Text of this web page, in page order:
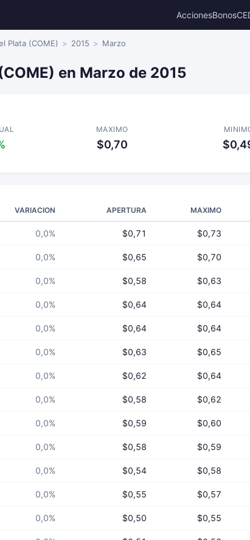
AccionesBonos
Plata (COME) 2015 Marzo
en Marzo de 2015
MAXIMO
$0,70
VARIACION APERTURA MAXIMO
0,0% $0,71 $0,73
0,0% $0,65 $0,70
0,0% $0,58 $0,63
0,0% $0,64 $0,64
0,0% $0,64 $0,64
0,0% $0,63 $0,65
0,0% $0,62 $0,64
0,0% $0,58 $0,62
0,0% $0,59 $0,60
0,0% $0,58 $0,59
0,0% $0,54 $0,58
0,0% $0,55 $0,57
0,0% $0,50 $0,55